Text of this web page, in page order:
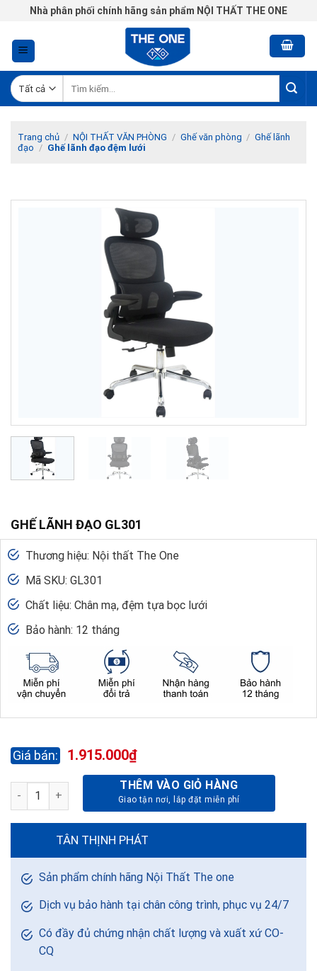
Chuyển
nội
dung
Nhà phân phối chính hãng sản phẩm NỘI THẤT THE ONE
kiếm:
Trang chủ / NỘI THẤT VĂN PHÒNG / Ghế văn phòng / Ghế lãnh
đạo / Ghế lãnh đạo đệm lưới
GHẾ LÃNH ĐẠO GL301
Thương hiệu: Nội thất The One
Mã SKU: GL301
Chất liệu: Chân mạ, đệm tựa bọc lưới
Bảo hành: 12 tháng
1.915.000₫
GHẾ LÃNH ĐẠO GL301 số lượngTHÊM VÀO GIỎ HÀNG
TÂN THỊNH PHÁT
Sản phẩm chính hãng Nội Thất The one
Dịch vụ bảo hành tại chân công trình, phục vụ 24/7
Có đầy đủ chứng nhận chất lượng và xuất xứ CO-
CQ